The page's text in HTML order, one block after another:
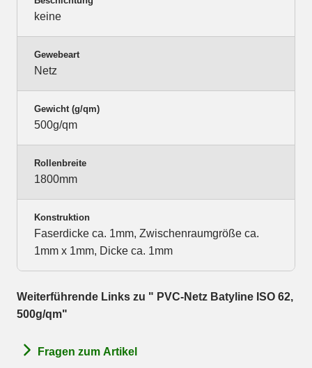
keine
Gewebeart
Netz
Gewicht (g/qm)
500g/qm
Rollenbreite
1800mm
Konstruktion
Faserdicke ca. 1mm, Zwischenraumgröße ca.
1mm x 1mm, Dicke ca. 1mm
Weiterführende Links zu " PVC-Netz Batyline ISO 62,
500g/qm"
Fragen zum Artikel